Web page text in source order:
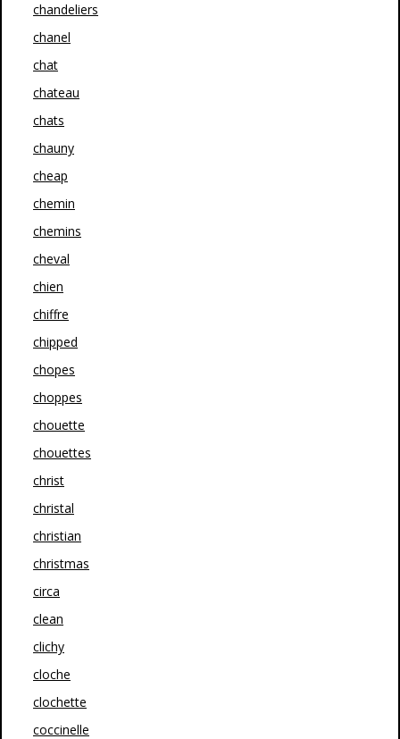
chandeliers
chanel
chat
chateau
chats
chauny
cheap
chemin
chemins
cheval
chien
chiffre
chipped
chopes
choppes
chouette
chouettes
christ
christal
christian
christmas
circa
clean
clichy
cloche
clochette
coccinelle